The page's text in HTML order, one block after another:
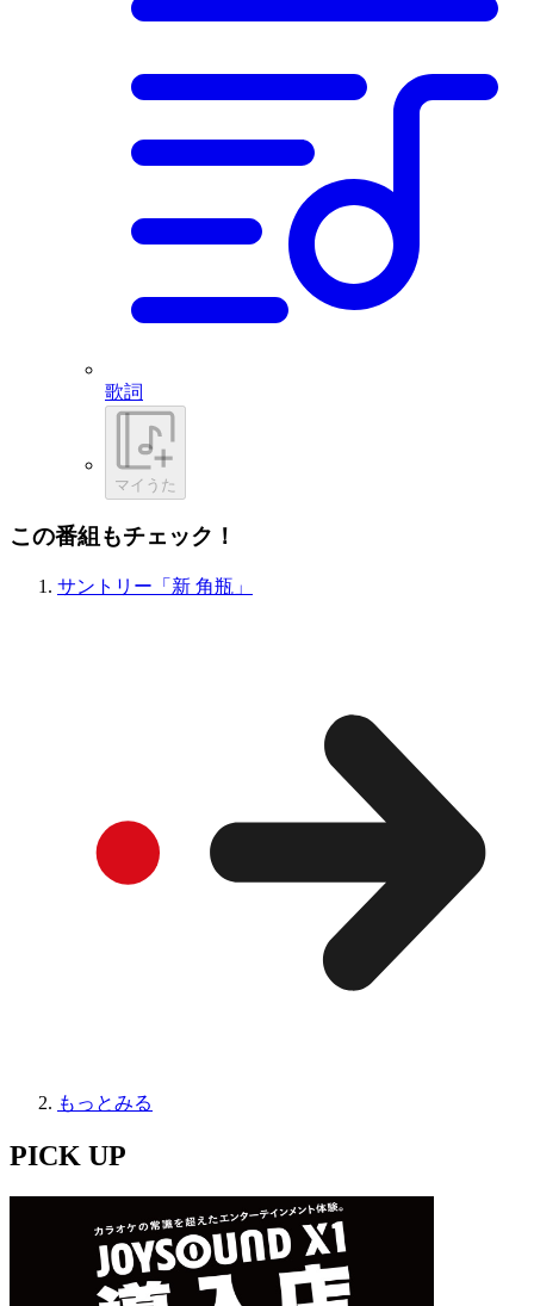
歌詞
マイうた
この番組もチェック！
サントリー「新 角瓶」
もっとみる
PICK UP